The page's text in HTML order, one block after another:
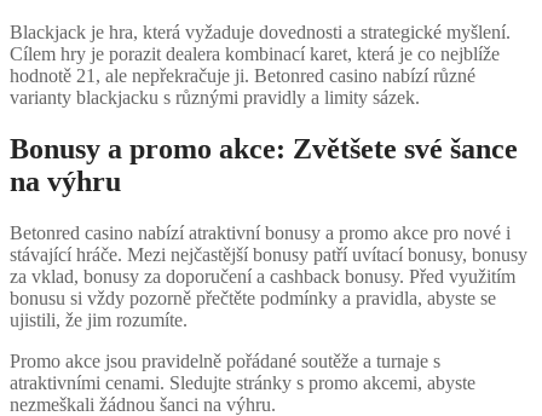
Blackjack je hra, která vyžaduje dovednosti a strategické myšlení.
Cílem hry je porazit dealera kombinací karet, která je co nejblíže
hodnotě 21, ale nepřekračuje ji. Betonred casino nabízí různé
varianty blackjacku s různými pravidly a limity sázek.
Bonusy a promo akce: Zvětšete své šance
na výhru
Betonred casino nabízí atraktivní bonusy a promo akce pro nové i
stávající hráče. Mezi nejčastější bonusy patří uvítací bonusy, bonusy
za vklad, bonusy za doporučení a cashback bonusy. Před využitím
bonusu si vždy pozorně přečtěte podmínky a pravidla, abyste se
ujistili, že jim rozumíte.
Promo akce jsou pravidelně pořádané soutěže a turnaje s
atraktivními cenami. Sledujte stránky s promo akcemi, abyste
nezmeškali žádnou šanci na výhru.